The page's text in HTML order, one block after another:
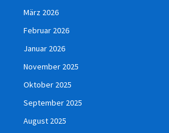
März 2026
Februar 2026
Januar 2026
November 2025
Oktober 2025
September 2025
August 2025